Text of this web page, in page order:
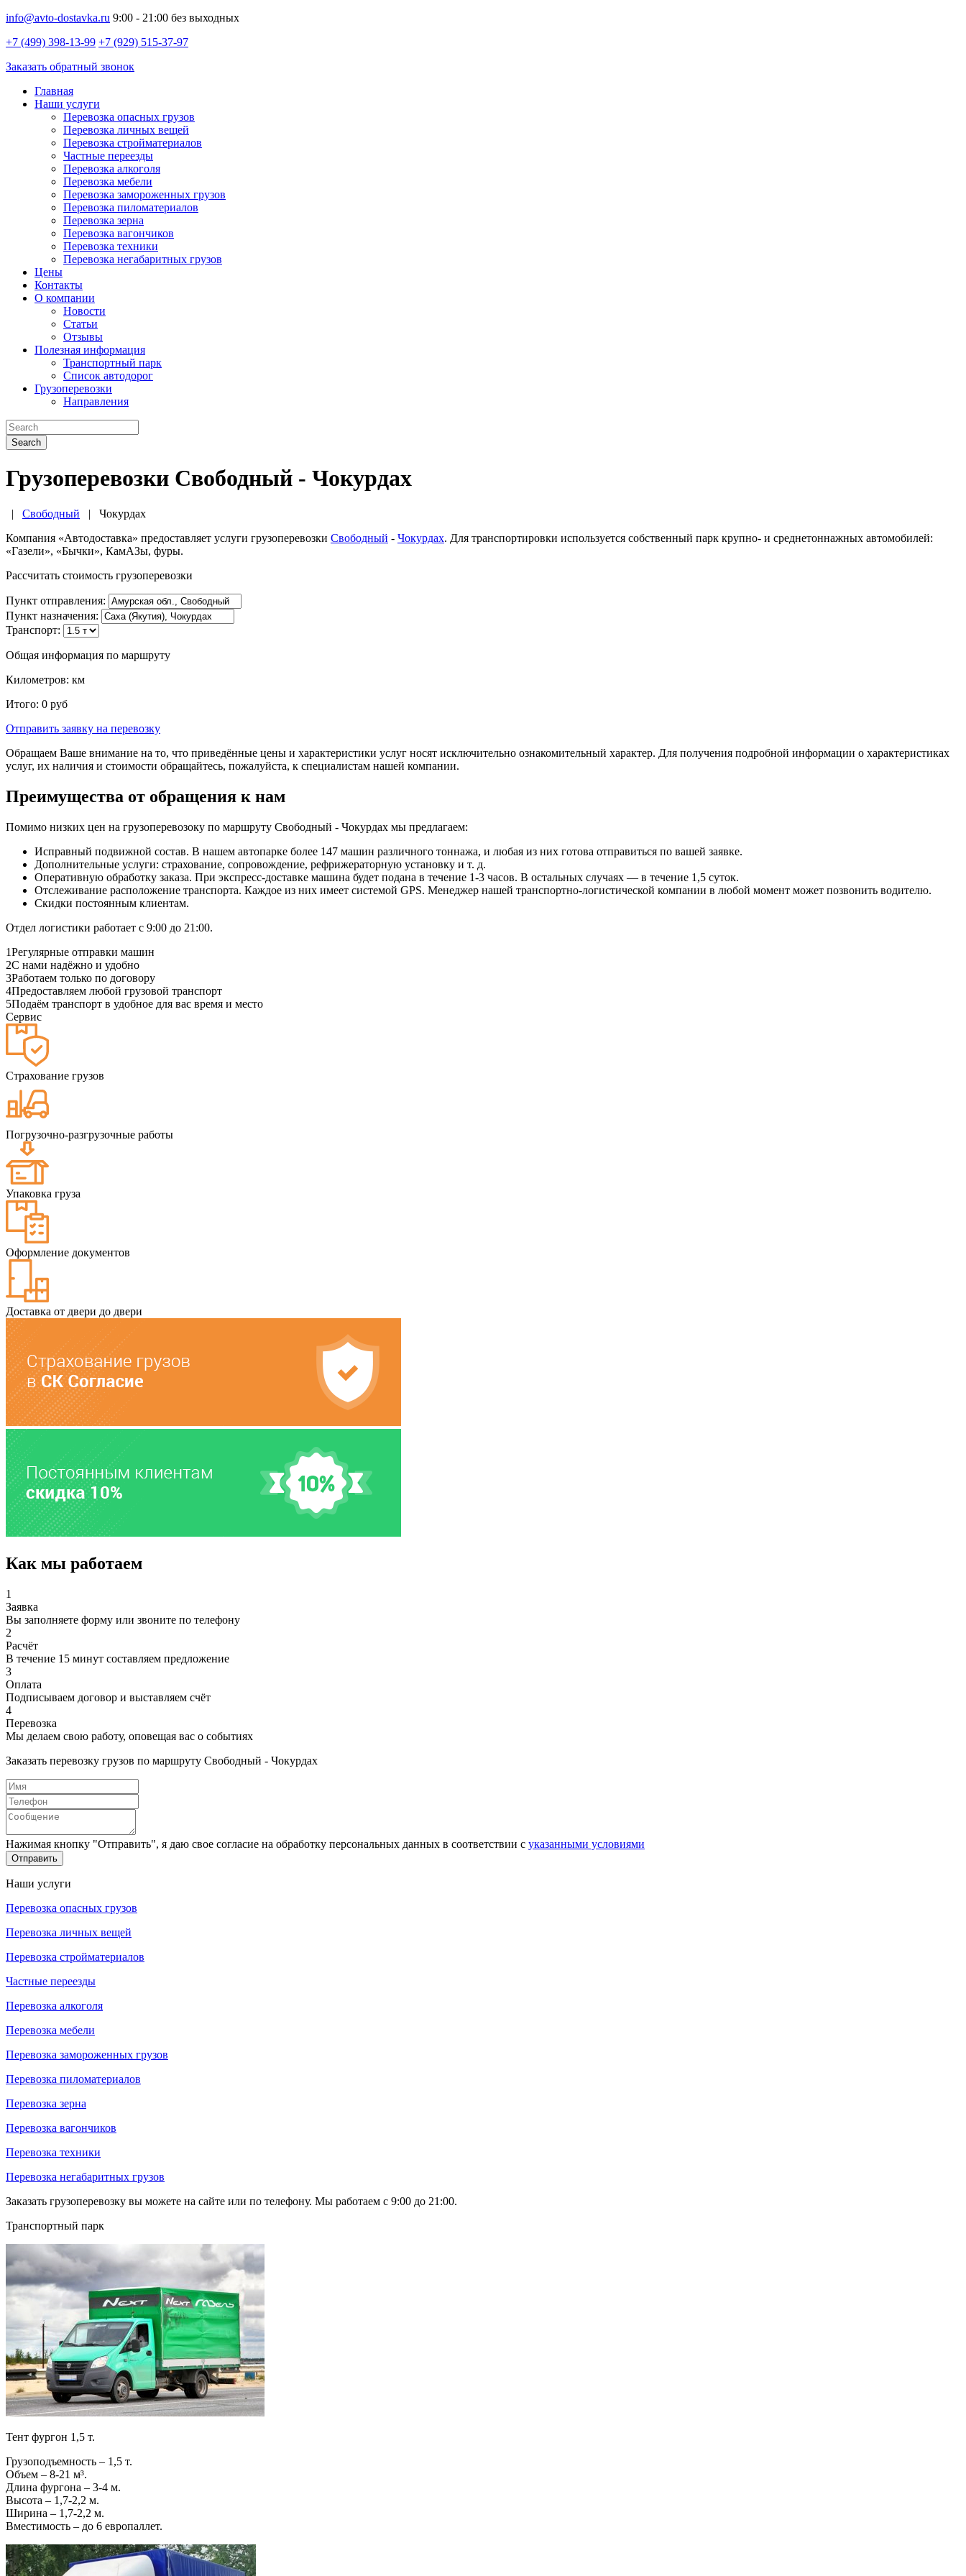
info@avto-dostavka.ru 9:00 - 21:00 без выходных
+7 (499) 398-13-99 +7 (929) 515-37-97
Заказать обратный звонок
Главная
Наши услуги
Перевозка опасных грузов
Перевозка личных вещей
Перевозка стройматериалов
Частные переезды
Перевозка алкоголя
Перевозка мебели
Перевозка замороженных грузов
Перевозка пиломатериалов
Перевозка зерна
Перевозка вагончиков
Перевозка техники
Перевозка негабаритных грузов
Цены
Контакты
О компании
Новости
Статьи
Отзывы
Полезная информация
Транспортный парк
Список автодорог
Грузоперевозки
Направления
Search
Грузоперевозки Свободный - Чокурдах
| Свободный | Чокурдах
Компания «Автодоставка» предоставляет услуги грузоперевозки Свободный - Чокурдах. Для транспортировки используется собственный парк крупно- и среднетоннажных автомобилей:
«Газели», «Бычки», КамАЗы, фуры.
Рассчитать стоимость грузоперевозки
Пункт отправления:
Пункт назначения:
Транспорт:
Общая информация по маршруту
Километров: км
Итого: 0 руб
Отправить заявку на перевозку
Обращаем Ваше внимание на то, что приведённые цены и характеристики услуг носят исключительно ознакомительный характер. Для получения подробной информации о характеристиках
услуг, их наличия и стоимости обращайтесь, пожалуйста, к специалистам нашей компании.
Преимущества от обращения к нам
Помимо низких цен на грузоперевозоку по маршруту Свободный - Чокурдах мы предлагаем:
Исправный подвижной состав. В нашем автопарке более 147 машин различного тоннажа, и любая из них готова отправиться по вашей заявке.
Дополнительные услуги: страхование, сопровождение, рефрижераторную установку и т. д.
Оперативную обработку заказа. При экспресс-доставке машина будет подана в течение 1-3 часов. В остальных случаях — в течение 1,5 суток.
Отслеживание расположение транспорта. Каждое из них имеет системой GPS. Менеджер нашей транспортно-логистической компании в любой момент может позвонить водителю.
Скидки постоянным клиентам.
Отдел логистики работает с 9:00 до 21:00.
1Регулярные отправки машин
2С нами надёжно и удобно
3Работаем только по договору
4Предоставляем любой грузовой транспорт
5Подаём транспорт в удобное для вас время и место
Сервис
Страхование грузов
Погрузочно-разгрузочные работы
Упаковка груза
Оформление документов
Доставка от двери до двери
Как мы работаем
1
Заявка
Вы заполняете форму или звоните по телефону
2
Расчёт
В течение 15 минут составляем предложение
3
Оплата
Подписываем договор и выставляем счёт
4
Перевозка
Мы делаем свою работу, оповещая вас о событиях
Заказать перевозку грузов по маршруту Свободный - Чокурдах
Нажимая кнопку "Отправить", я даю свое согласие на обработку персональных данных в соответствии с указанными условиями
Отправить
Наши услуги
Перевозка опасных грузов
Перевозка личных вещей
Перевозка стройматериалов
Частные переезды
Перевозка алкоголя
Перевозка мебели
Перевозка замороженных грузов
Перевозка пиломатериалов
Перевозка зерна
Перевозка вагончиков
Перевозка техники
Перевозка негабаритных грузов
Заказать грузоперевозку вы можете на сайте или по телефону. Мы работаем с 9:00 до 21:00.
Транспортный парк
Тент фургон 1,5 т.
Грузоподъемность – 1,5 т.
Объем – 8-21 м³.
Длина фургона – 3-4 м.
Высота – 1,7-2,2 м.
Ширина – 1,7-2,2 м.
Вместимость – до 6 европаллет.